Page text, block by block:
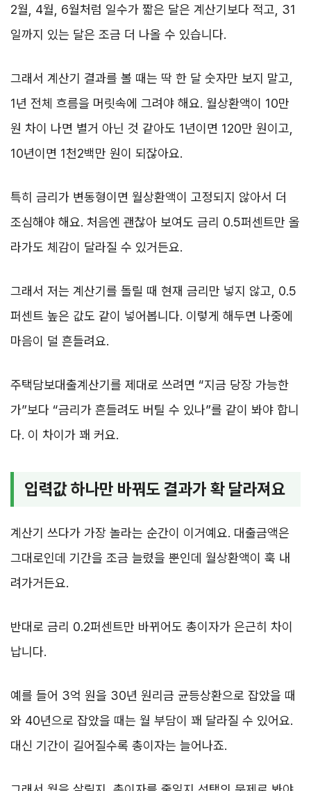
2월, 4월, 6월처럼 일수가 짧은 달은 계산기보다 적고, 31
일까지 있는 달은 조금 더 나올 수 있습니다.
그래서 계산기 결과를 볼 때는 딱 한 달 숫자만 보지 말고,
1년 전체 흐름을 머릿속에 그려야 해요. 월상환액이 10만
원 차이 나면 별거 아닌 것 같아도 1년이면 120만 원이고,
10년이면 1천2백만 원이 되잖아요.
특히 금리가 변동형이면 월상환액이 고정되지 않아서 더
조심해야 해요. 처음엔 괜찮아 보여도 금리 0.5퍼센트만 올
라가도 체감이 달라질 수 있거든요.
그래서 저는 계산기를 돌릴 때 현재 금리만 넣지 않고, 0.5
퍼센트 높은 값도 같이 넣어봅니다. 이렇게 해두면 나중에
마음이 덜 흔들려요.
주택담보대출계산기를 제대로 쓰려면 “지금 당장 가능한
가”보다 “금리가 흔들려도 버틸 수 있나”를 같이 봐야 합니
다. 이 차이가 꽤 커요.
입력값 하나만 바꿔도 결과가 확 달라져요
계산기 쓰다가 가장 놀라는 순간이 이거예요. 대출금액은
그대로인데 기간을 조금 늘렸을 뿐인데 월상환액이 훅 내
려가거든요.
반대로 금리 0.2퍼센트만 바뀌어도 총이자가 은근히 차이
납니다.
예를 들어 3억 원을 30년 원리금 균등상환으로 잡았을 때
와 40년으로 잡았을 때는 월 부담이 꽤 달라질 수 있어요.
대신 기간이 길어질수록 총이자는 늘어나죠.